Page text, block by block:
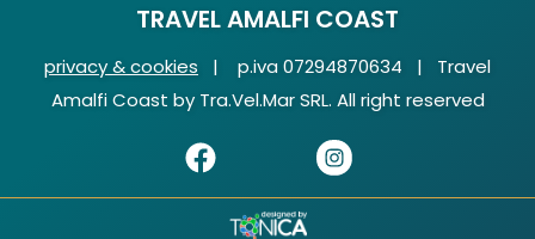
TRAVEL AMALFI COAST
privacy & cookies | p.iva 07294870634 | Travel
Amalfi Coast by Tra.Vel.Mar SRL. All right reserved